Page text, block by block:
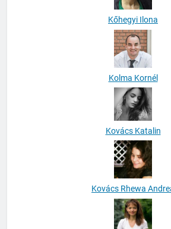
Kőhegyi Ilona
Kolma Kornél
Kovács Katalin
Kovács Rhewa